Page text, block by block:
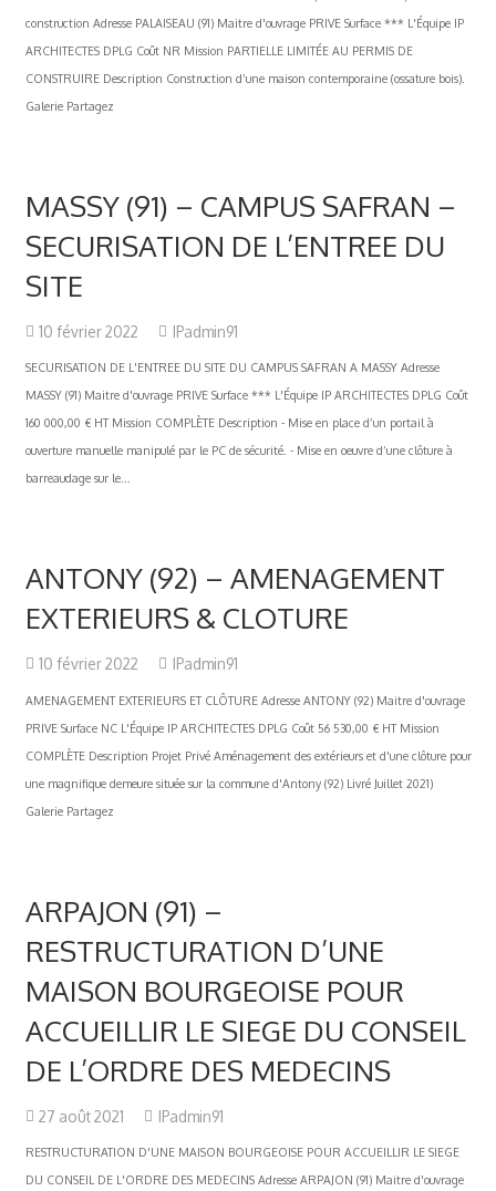
construction Adresse PALAISEAU (91) Maitre d'ouvrage PRIVE Surface *** L'Équipe IP
ARCHITECTES DPLG Coût NR Mission PARTIELLE LIMITÉE AU PERMIS DE
CONSTRUIRE Description Construction d’une maison contemporaine (ossature bois).
Galerie Partagez
MASSY (91) – CAMPUS SAFRAN –
SECURISATION DE L’ENTREE DU
SITE
10 février 2022 IPadmin91
SECURISATION DE L'ENTREE DU SITE DU CAMPUS SAFRAN A MASSY Adresse
MASSY (91) Maitre d'ouvrage PRIVE Surface *** L'Équipe IP ARCHITECTES DPLG Coût
160 000,00 € HT Mission COMPLÈTE Description - Mise en place d’un portail à
ouverture manuelle manipulé par le PC de sécurité. - Mise en oeuvre d’une clôture à
barreaudage sur le...
ANTONY (92) – AMENAGEMENT
EXTERIEURS & CLOTURE
10 février 2022 IPadmin91
AMENAGEMENT EXTERIEURS ET CLÔTURE Adresse ANTONY (92) Maitre d'ouvrage
PRIVE Surface NC L'Équipe IP ARCHITECTES DPLG Coût 56 530,00 € HT Mission
COMPLÈTE Description Projet Privé Aménagement des extérieurs et d'une clôture pour
une magnifique demeure située sur la commune d'Antony (92) Livré Juillet 2021)
Galerie Partagez
ARPAJON (91) –
RESTRUCTURATION D’UNE
MAISON BOURGEOISE POUR
ACCUEILLIR LE SIEGE DU CONSEIL
DE L’ORDRE DES MEDECINS
27 août 2021 IPadmin91
RESTRUCTURATION D'UNE MAISON BOURGEOISE POUR ACCUEILLIR LE SIEGE
DU CONSEIL DE L'ORDRE DES MEDECINS Adresse ARPAJON (91) Maitre d'ouvrage